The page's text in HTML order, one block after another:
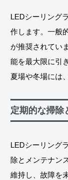
LEDシーリング
作します。一般
が推奨されてい
能を最大限に引
夏場や冬場には
定期的な掃除
LEDシーリング
除とメンテナン
維持し、故障を